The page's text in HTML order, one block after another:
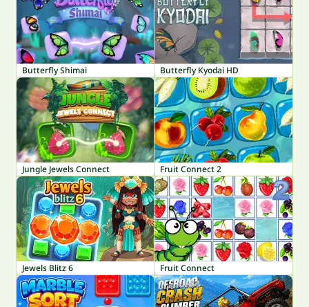
Butterfly Shimai Butterfly Kyodai HD
Jungle Jewels Connect Fruit Connect 2
Jewels Blitz 6 Fruit Connect